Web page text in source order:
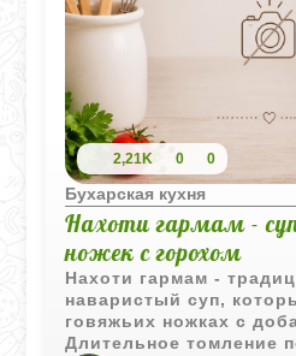
2,21K 0 0
Бухарская кухня
Нахоти гармам -
ножек с горохом
Нахоти гармам -
наваристый суп,
говяжьих ножках с
Длительное томление